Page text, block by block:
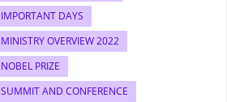
IMPORTANT DAYS
MINISTRY OVERVIEW 2022
NOBEL PRIZE
SUMMIT AND CONFERENCE